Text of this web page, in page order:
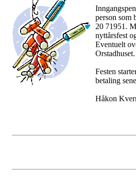
person som
20 71951.
nyttårsfest
Eventuelt
Orstadhuset.
Festen
betaling
Håkon